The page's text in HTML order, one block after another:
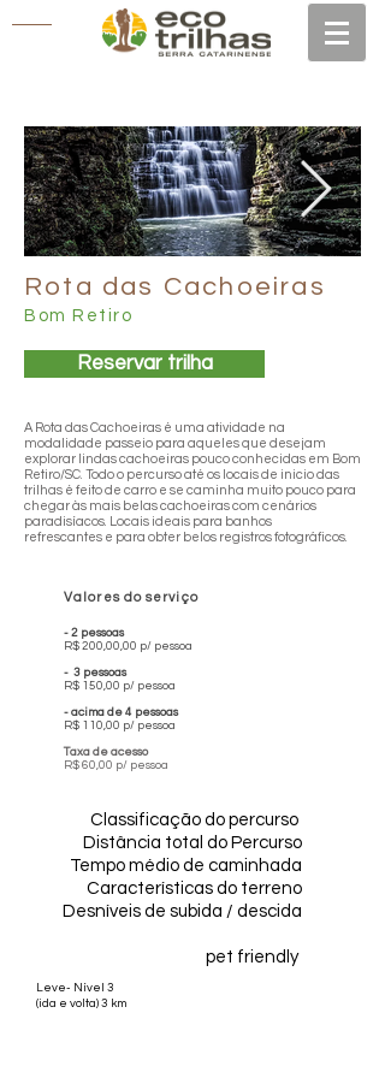
Rota das Cachoeiras
Bom Retiro
Reservar trilha
A Rota das Cachoeiras é uma atividade na
modalidade passeio para aqueles que desejam
explorar lindas cachoeiras pouco conhecidas em Bom
Retiro/SC. Todo o percurso até os locais de inicio das
trilhas é feito de carro e se caminha muito pouco para
chegar às mais belas cachoeiras com cenários
paradisíacos. Locais ideais para banhos
refrescantes e para obter belos registros fotográficos.
Valores do serviço
- 2 pessoas
R$ 200,00,00 p/ pessoa
- 3 pessoas
R$ 150,00 p/ pessoa
- acima de 4 pessoas
R$ 110,00 p/ pessoa
Taxa de acesso
R$ 60,00 p/ pessoa
Classificação do percurso
Distância total do Percurso
Tempo médio de caminhada
Características do terreno
Desníveis de subida / descida
pet friendly
Leve- Nível 3
(ida e volta) 3 km